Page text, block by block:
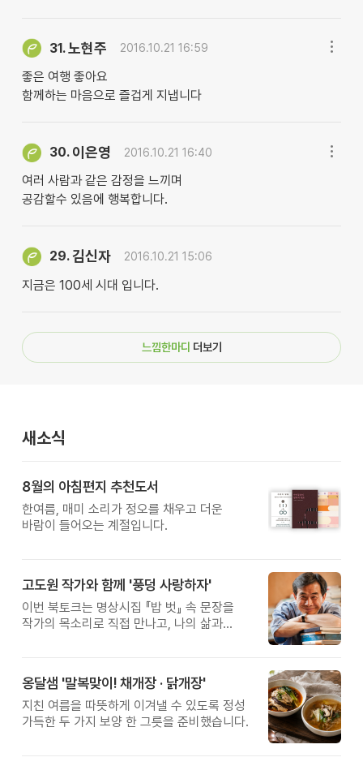
31.노현주 2016.10.21 16:59
좋은 여행 좋아요
함께하는 마음으로 즐겁게 지냅니다
30. 이은영 2016.10.21 16:40
여러 사람과 같은 감정을 느끼며
공감할수 있음에 행복합니다.
29.김신자 2016.10.21 15:06
지금은 100세 시대 입니다.
느낌한마디 더보기
새소식
8월의 아침편지 추천도서
한여름, 매미 소리가 정오를 채우고 더운
바람이 들어오는 계절입니다.
고도원 작가와 함께 '풍덩 사랑하자'
이번 북토크는 명상시집 『밥 벗』 속 문장을
작가의 목소리로 직접 만나고, 나의 삶과
옹달샘 '말복맞이! 채개장 · 닭개장'
지친 여름을 따뜻하게 이겨낼 수 있도록 정성
가득한 두 가지 보양 한 그릇을 준비했습니다.